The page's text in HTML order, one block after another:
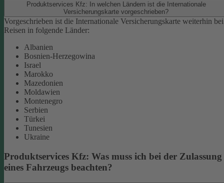
Produktservices Kfz: In welchen Ländern ist die Internationale
Versicherungskarte vorgeschrieben?
Vorgeschrieben ist die Internationale Versicherungskarte weiterhin bei
Reisen in folgende Länder:
Albanien
Bosnien-Herzegowina
Israel
Marokko
Mazedonien
Moldawien
Montenegro
Serbien
Türkei
Tunesien
Ukraine
Produktservices Kfz: Was muss ich bei der Zulassung
eines Fahrzeugs beachten?